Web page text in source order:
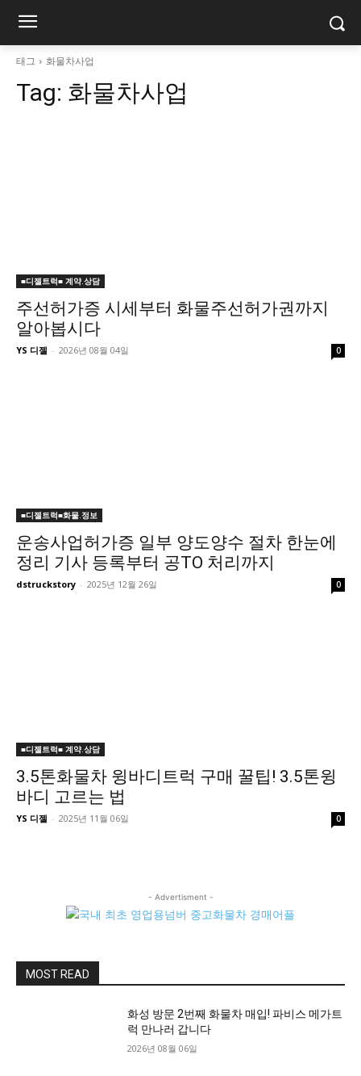
태그 화물차사업
Tag: 화물차사업
■디젤트럭■ 계약.상담
주선허가증 시세부터 화물주선허가권까지
알아봅시다
YS 디젤 - 2026년 08월 04일 0
■디젤트럭■화물.정보
운송사업허가증 일부 양도양수 절차 한눈에
정리 기사 등록부터 공TO 처리까지
dstruckstory - 2025년 12월 26일 0
■디젤트럭■ 계약.상담
3.5톤화물차 윙바디트럭 구매 꿀팁! 3.5톤윙
바디 고르는 법
YS 디젤 - 2025년 11월 06일 0
- Advertisment -
MOST READ
화성 방문 2번째 화물차 매입! 파비스 메가트
럭 만나러 갑니다
2026년 08월 06일